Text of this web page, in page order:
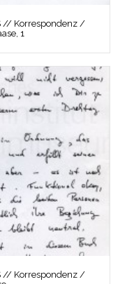
// Korrespondenz /
1
// Korrespondenz /